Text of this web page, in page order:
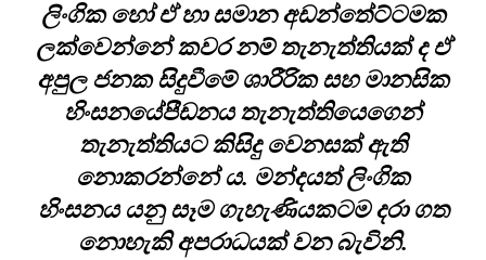
ලිංගික හෝ ඒ හා සමාන අඩන්තේට්ටමක
ලක්වෙන්නේ කවර නම් තැනැත්තියක් ද ඒ
අපුල ජනක සිදුවීමේ ශාරීරික සහ මානසික
හිංසනයේපීඩනය තැනැත්තියෙගෙන්
තැනැත්තියට කිසිදු වෙනසක් ඇති
නොකරන්නේ ය. මන්දයත් ලිංගික
හිංසනය යනු සෑම ගැහැණියකටම දරා ගත
නොහැකි අපරාධයක් වන බැවිනි.